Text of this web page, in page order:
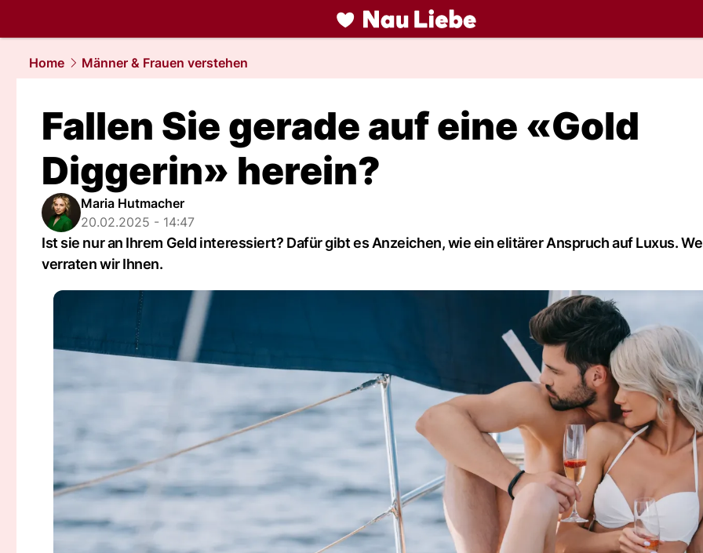
liebe.NAU.ch
Home
Männer & Frauen verstehen
Fallen Sie gerade auf eine «Gold
Diggerin» herein?
Maria Hutmacher
20.02.2025 - 14:47
Ist sie nur an Ihrem Geld interessiert? Dafür gibt es Anzeichen, wie ein elitärer Anspruch auf Luxus.
verraten wir Ihnen.